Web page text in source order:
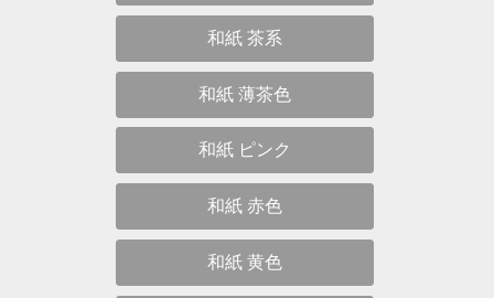
和紙 茶系
和紙 薄茶色
和紙 ピンク
和紙 赤色
和紙 黄色